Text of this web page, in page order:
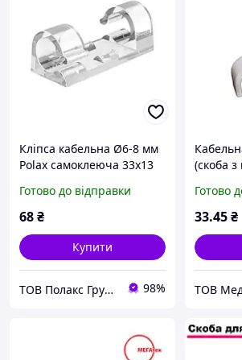
Кліпса кабельна Ø6-8 мм
Polax самоклеюча 33х13
Готово до відправки
68₴
Купити
ТОВ Полакс Групп 98%
(скоба
Готово
33.45₴
ТОВ